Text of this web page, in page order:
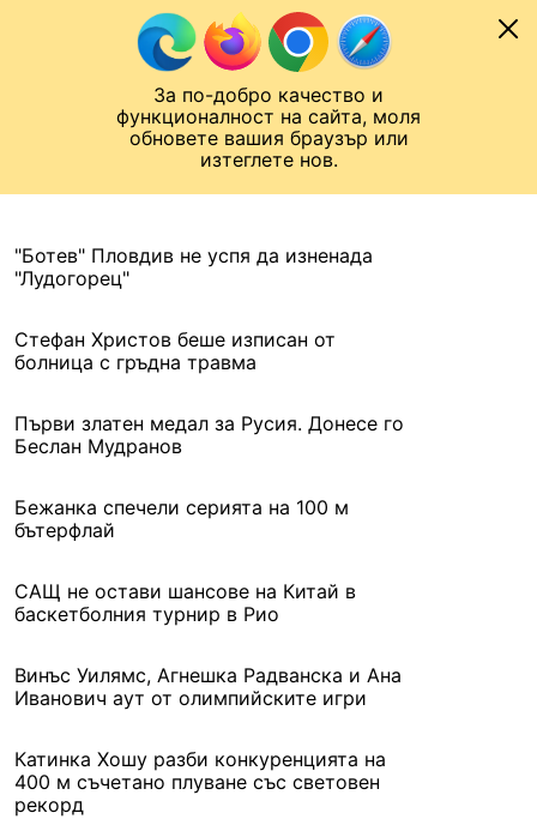
За по-добро качество и
функционалност на сайта, моля
обновете вашия браузър или
изтеглете нов.
Към съдържанието
Лига на Конференциите
"Ботев" Пловдив не успя да изненада
"Лудогорец"
Стефан Христов беше изписан от
болница с гръдна травма
Първи златен медал за Русия. Донесе го
Беслан Мудранов
Бежанка спечели серията на 100 м
бътерфлай
САЩ не остави шансове на Китай в
баскетболния турнир в Рио
Винъс Уилямс, Агнешка Радванска и Ана
Иванович аут от олимпийските игри
Катинка Хошу разби конкуренцията на
400 м съчетано плуване със световен
рекорд